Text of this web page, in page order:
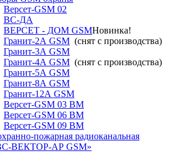
Версет-GSM 02
ВС-ДА
ВЕРСЕТ - ДОМ GSMНовинка!
Гранит-2А GSM (снят с производства)
Гранит-3А GSM
Гранит-4А GSM (снят с производства)
Гранит-5А GSM
Гранит-8А GSM
Гранит-12А GSM
Версет-GSM 03 ВМ
Версет-GSM 06 ВМ
Версет-GSM 09 ВМ
пожарная радиоканальная
ВЕКТОР-АР GSM»